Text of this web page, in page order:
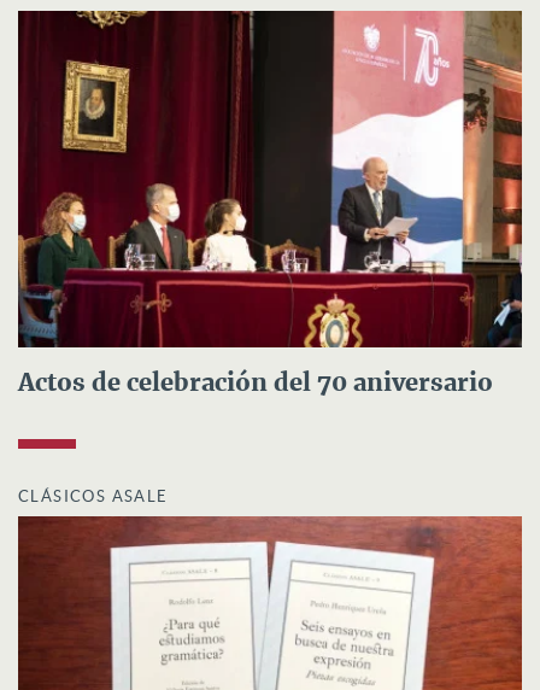
Actos de celebración del 70 aniversario
CLÁSICOS ASALE